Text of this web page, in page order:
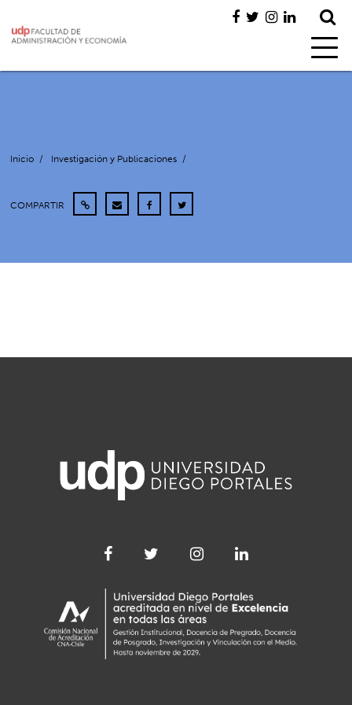
Inicio / Investigación y Publicaciones /
COMPARTIR